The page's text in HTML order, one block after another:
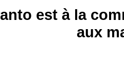
est à la
aux